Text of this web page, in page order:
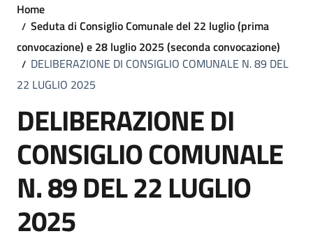
Home
Seduta di Consiglio Comunale del 22 luglio (prima
convocazione) e 28 luglio 2025 (seconda convocazione)
DELIBERAZIONE DI CONSIGLIO COMUNALE N. 89 DEL
22 LUGLIO 2025
DELIBERAZIONE DI
CONSIGLIO COMUNALE
N. 89 DEL 22 LUGLIO
2025